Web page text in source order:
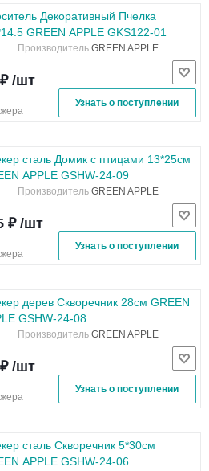
Декоративный Пчелка
GREEN APPLE GKS122-01
Производитель GREEN APPLE
/шт
Узнать о поступлении
сталь Домик с птицами 13*25см
APPLE GSHW-24-09
Производитель GREEN APPLE
₽ /шт
Узнать о поступлении
дерев Скворечник 28см GREEN
GSHW-24-08
Производитель GREEN APPLE
/шт
Узнать о поступлении
сталь Скворечник 5*30см
APPLE GSHW-24-06